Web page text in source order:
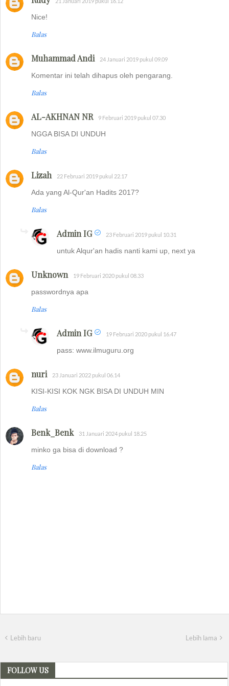
Nice!
Balas
Muhammad Andi 24 Januari 2019 pukul 09.09
Komentar ini telah dihapus oleh pengarang.
Balas
AL-AKHNAN NR 9 Februari 2019 pukul 07.30
NGGA BISA DI UNDUH
Balas
Lizah 22 Februari 2019 pukul 22.17
Ada yang Al-Qur'an Hadits 2017?
Balas
Admin IG 23 Februari 2019 pukul 10.31
untuk Alqur'an hadis nanti kami up, next ya
Unknown 19 Februari 2020 pukul 08.33
passwordnya apa
Balas
Admin IG 19 Februari 2020 pukul 16.47
pass: www.ilmuguru.org
nuri 23 Januari 2022 pukul 06.14
KISI-KISI KOK NGK BISA DI UNDUH MIN
Balas
Benk_Benk 31 Januari 2024 pukul 18.25
minko ga bisa di download ?
Balas
Lebih baru Lebih lama
FOLLOW US